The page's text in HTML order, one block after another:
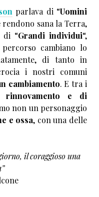
parlava di “Uomini
rendono sana la Terra,
di “Grandi individui“,
cambiano lo
di tanto in
i nostri comuni
cambiamento. E tra i
rinnovamento e di
non un personaggio
e ossa, con una delle
il coraggioso una